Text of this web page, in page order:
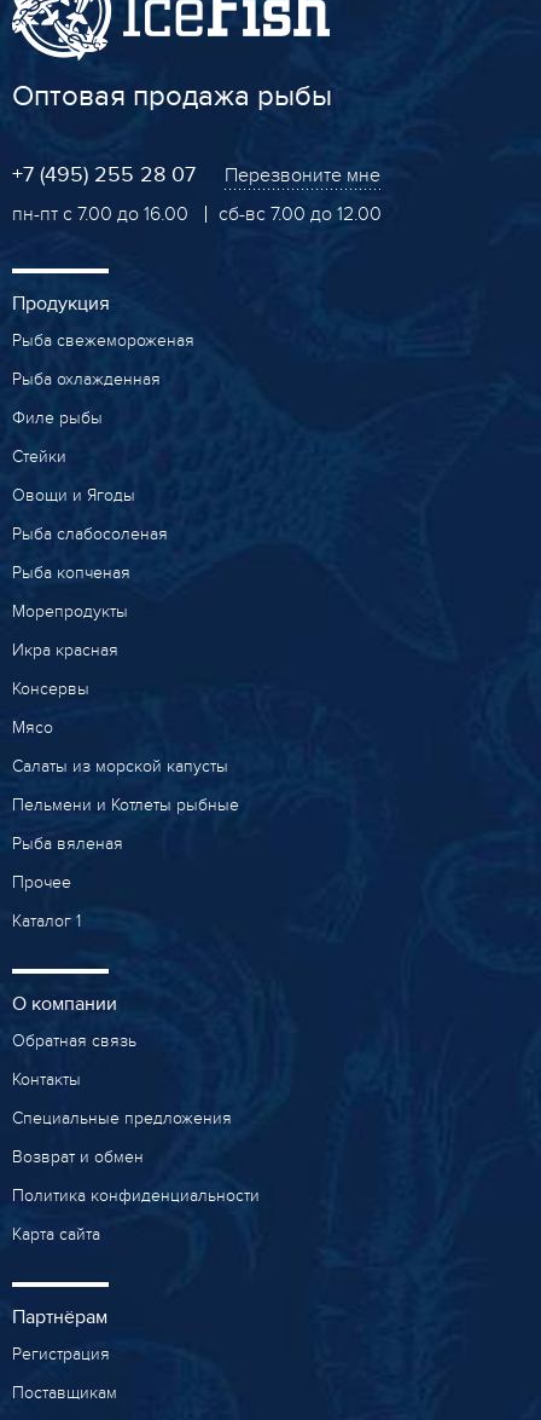
Оптовая продажа рыбы
+7 (495) 255 28 07
Перезвоните мне
пн-пт с 7.00 до 16.00
сб-вс 7.00 до 12.00
Продукция
Рыба свежемороженая
Рыба охлажденная
Филе рыбы
Стейки
Овощи и Ягоды
Рыба слабосоленая
Рыба копченая
Морепродукты
Икра красная
Консервы
Мясо
Салаты из морской капусты
Пельмени и Котлеты рыбные
Рыба вяленая
Прочее
Каталог 1
О компании
Обратная связь
Контакты
Специальные предложения
Возврат и обмен
Политика конфиденциальности
Карта сайта
Партнёрам
Регистрация
Поставщикам